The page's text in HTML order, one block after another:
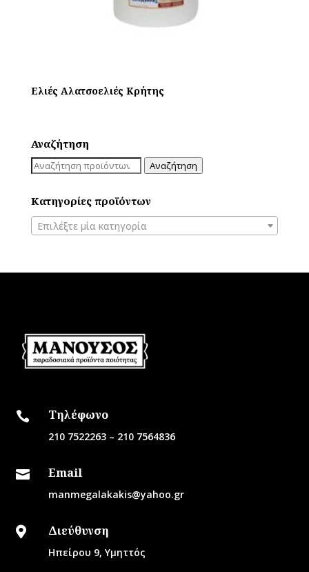
Ελιές Αλατσοελιές Κρήτης
Αναζήτηση
Αναζήτηση
Αναζήτηση
Κατηγορίες προϊόντων
Επιλέξτε μία κατηγορία
 Τηλέφωνο
210 7522263– 210 7564836
 Email
manmegalakakis@yahoo.gr
 Διεύθυνση
Ηπείρου 9, Υμηττός